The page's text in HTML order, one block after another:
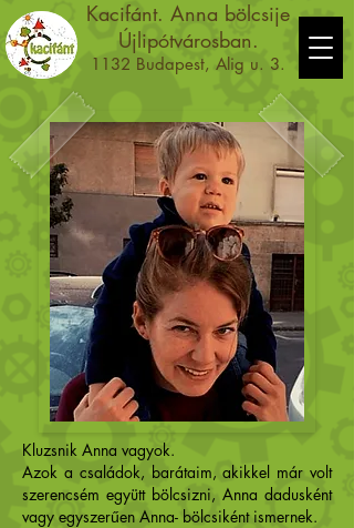
Kacifánt. Anna bölcsije
Újlipótvárosban.
1132 Budapest, Alig u. 3.
Kluzsnik Anna vagyok.
Azok a családok, barátaim, akikkel már volt
szerencsém együtt bölcsizni, Anna dadusként
vagy egyszerűen Anna- bölcsiként ismernek.